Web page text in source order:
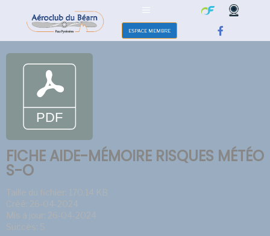
ESPACE MEMBRE
FICHE AIDE-MÉMOIRE RISQUES MÉTÉO
S-O
Taille du fichier: 170.14 KB
Créé: 26-04-2024
Mis à jour: 26-04-2024
Succès: 5